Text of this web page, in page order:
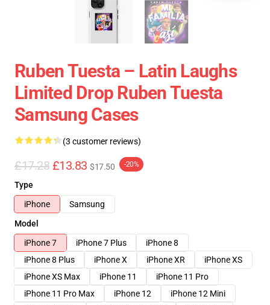
Ruben Tuesta – Latin Laughs
Limited Drop Ruben Tuesta
Samsung Cases
(3 customer reviews)
£17.28 £13.83 $17.50 -20%
Type
iPhone
Samsung
Model
iPhone 7
iPhone 7 Plus
iPhone 8
iPhone 8 Plus
iPhone X iPhone XR
iPhone XS
iPhone XS Max
iPhone 11
iPhone 11 Pro
iPhone 11 Pro Max
iPhone 12
iPhone 12 Mini